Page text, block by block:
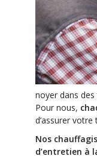
noyer dans
Pour nous,
d’assurer votre
Nos
d’entretien à